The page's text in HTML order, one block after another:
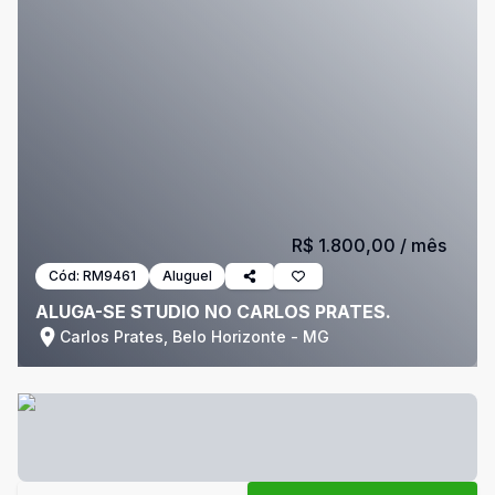
Cód: RM9461 Aluguel
ALUGA-SE STUDIO NO CARLOS PRATES.
Carlos Prates, Belo Horizonte - MG
R$ 1.800,00 / mês